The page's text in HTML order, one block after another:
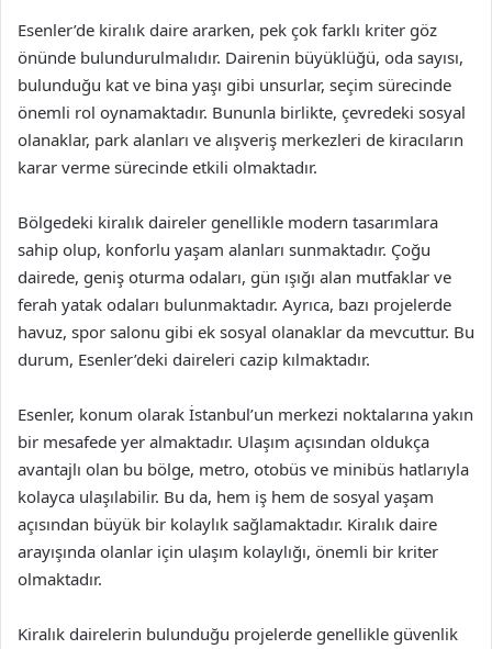
Esenler’de kiralık daire ararken, pek çok farklı kriter göz
önünde bulundurulmalıdır. Dairenin büyüklüğü, oda sayısı,
bulunduğu kat ve bina yaşı gibi unsurlar, seçim sürecinde
önemli rol oynamaktadır. Bununla birlikte, çevredeki sosyal
olanaklar, park alanları ve alışveriş merkezleri de kiracıların
karar verme sürecinde etkili olmaktadır.
Bölgedeki kiralık daireler genellikle modern tasarımlara
sahip olup, konforlu yaşam alanları sunmaktadır. Çoğu
dairede, geniş oturma odaları, gün ışığı alan mutfaklar ve
ferah yatak odaları bulunmaktadır. Ayrıca, bazı projelerde
havuz, spor salonu gibi ek sosyal olanaklar da mevcuttur. Bu
durum, Esenler’deki daireleri cazip kılmaktadır.
Esenler, konum olarak İstanbul’un merkezi noktalarına yakın
bir mesafede yer almaktadır. Ulaşım açısından oldukça
avantajlı olan bu bölge, metro, otobüs ve minibüs hatlarıyla
kolayca ulaşılabilir. Bu da, hem iş hem de sosyal yaşam
açısından büyük bir kolaylık sağlamaktadır. Kiralık daire
arayışında olanlar için ulaşım kolaylığı, önemli bir kriter
olmaktadır.
Kiralık dairelerin bulunduğu projelerde genellikle güvenlik